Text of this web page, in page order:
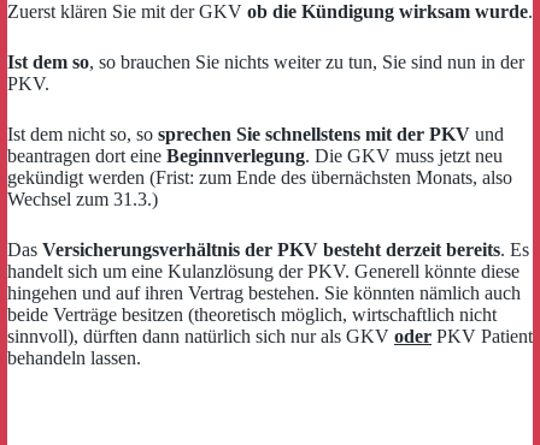
Zuerst klären Sie mit der GKV ob die Kündigung wirksam wurde.
Ist dem so, so brauchen Sie nichts weiter zu tun, Sie sind nun in der
PKV.
Ist dem nicht so, so sprechen Sie schnellstens mit der PKV und
beantragen dort eine Beginnverlegung. Die GKV muss jetzt neu
gekündigt werden (Frist: zum Ende des übernächsten Monats, also
Wechsel zum 31.3.)
Das Versicherungsverhältnis der PKV besteht derzeit bereits. Es
handelt sich um eine Kulanzlösung der PKV. Generell könnte diese
hingehen und auf ihren Vertrag bestehen. Sie könnten nämlich auch
beide Verträge besitzen (theoretisch möglich, wirtschaftlich nicht
sinnvoll), dürften dann natürlich sich nur als GKV oder PKV Patient
behandeln lassen.